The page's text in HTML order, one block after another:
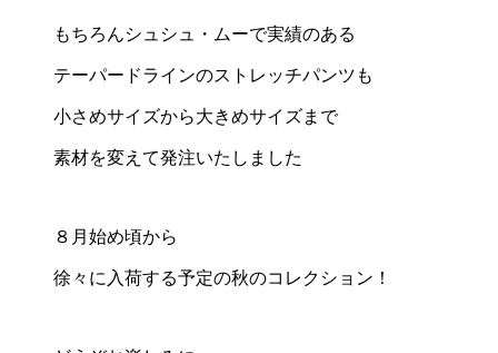
もちろんシュシュ・ムーで実績のある
テーパードラインのストレッチパンツも
小さめサイズから大きめサイズまで
素材を変えて発注いたしました
８月始め頃から
徐々に入荷する予定の秋のコレクション！